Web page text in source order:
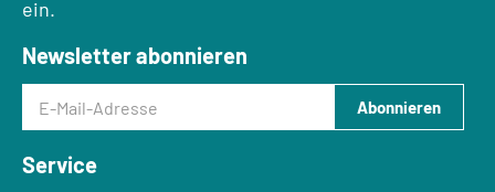
ein.
Newsletter abonnieren
E-Mail-Adresse
Abonnieren
Service